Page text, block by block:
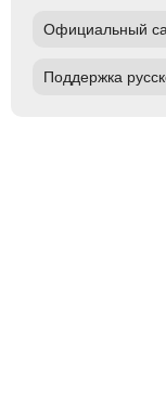
Официальный
Поддержка